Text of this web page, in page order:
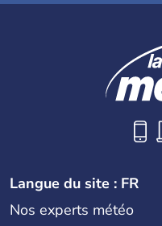
Langue du site : FR
Nos experts météo